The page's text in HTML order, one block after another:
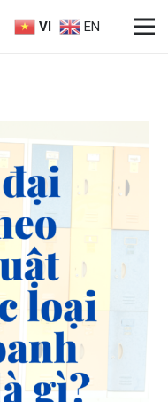
VI EN